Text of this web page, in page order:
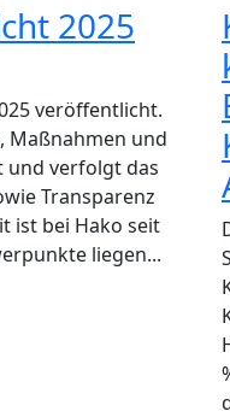
2025
veröffentlicht.
Maßnahmen und
und verfolgt das
Transparenz
ist bei Hako seit
liegen...